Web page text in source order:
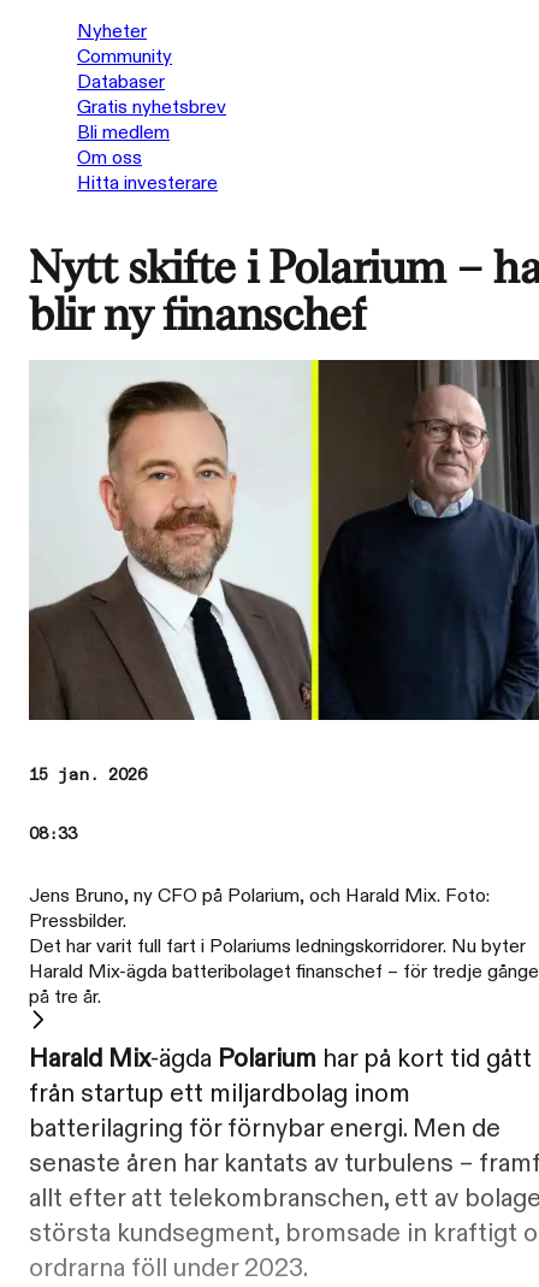
Nyheter
Community
Databaser
Gratis nyhetsbrev
Bli medlem
Om oss
Hitta investerare
Nytt skifte i Polarium –
blir ny finanschef
15 jan. 2026
08:33
Jens Bruno, ny CFO på Polarium, och Harald Mix. Foto:
Pressbilder.
Det har varit full fart i Polariums ledningskorridorer. Nu byter
Harald Mix-ägda batteribolaget finanschef – för tredje
på tre år.
Harald Mix-ägda Polarium har på kort tid gått
från startup ett miljardbolag inom
batterilagring för förnybar energi. Men de
senaste åren har kantats av turbulens –
allt efter att telekombranschen, ett av
största kundsegment, bromsade in kraftigt
ordrarna föll under 2023.